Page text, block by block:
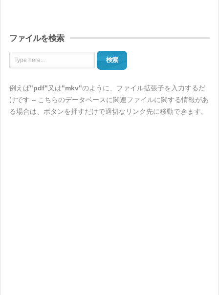
ファイルを検索
検索
例えば"pdf"又は"mkv"のように、ファイル拡張子を入力するだ
けです – こちらのデータベースに関連ファイルに関する情報があ
る場合は、ボタンを押すだけで適切なリンク先に移動できます。